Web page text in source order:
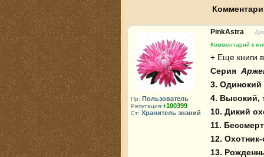
Пр: Пользователь
Репутация:+100399
Ст: Хранитель знаний
PinkAstra
Комментарий к
Серия
3.
4. Высокий,
10. Дикий
11.
12. Охотник-
13.